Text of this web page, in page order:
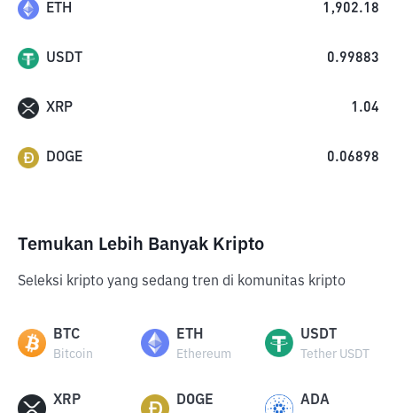
ETH 1,902.18
USDT 0.99883
XRP 1.04
DOGE 0.06898
Temukan Lebih Banyak Kripto
Seleksi kripto yang sedang tren di komunitas kripto
BTC
Bitcoin
ETH
Ethereum
USDT
Tether USDT
XRP DOGE ADA